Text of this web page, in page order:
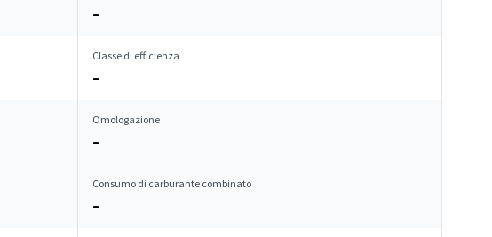
–
Classe di efficienza
–
Omologazione
–
Consumo di carburante combinato
–